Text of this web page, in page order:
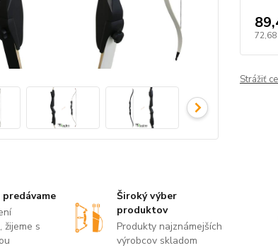
72,68
Strážiť
žijeme s
Široký výber
produktov
Produkty najznámejších
výrobcov skladom